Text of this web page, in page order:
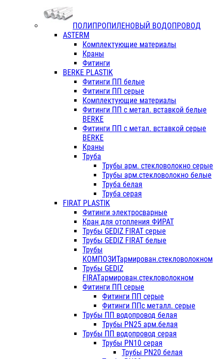
ПОЛИПРОПИЛЕНОВЫЙ ВОДОПРОВОД
ASTERM
Комплектующие материалы
Краны
Фитинги
BERKE PLASTIK
Фитинги ПП белые
Фитинги ПП серые
Комплектующие материалы
Фитинги ПП с метал. вставкой белые
BERKE
Фитинги ПП с метал. вставкой серые
BERKE
Краны
Труба
Трубы арм. стекловолокно серые
Трубы арм.стекловолокно белые
Труба белая
Труба серая
FIRAT PLASTIK
Фитинги электросварные
Кран для отопления ФИРАТ
Трубы GEDIZ FIRAT серые
Трубы GEDIZ FIRAT белые
Трубы
КОМПОЗИТармирован.стекловолокном
Трубы GEDIZ
FIRATармирован.стекловолокном
Фитинги ПП серые
Фитинги ПП серые
Фитинги ППс металл. серые
Трубы ПП водопровод белая
Трубы PN25 арм.белая
Трубы ПП водопровод серая
Трубы PN10 серая
Трубы PN20 белая